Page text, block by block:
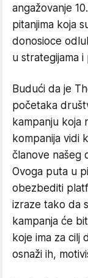
angažovanje
pitanjima koja
donosioce
u strategijama i
Budući da je
početaka
kampanju koja
kompanija vidi
članove našeg
Ovoga puta u
obezbediti
izraze tako da
kampanja će
koje ima za cilj
osnaži ih,